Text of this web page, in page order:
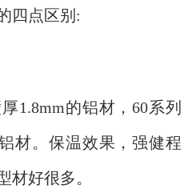
点区别:
的铝材，60系列
材。保温效果，强健程
材好很多。